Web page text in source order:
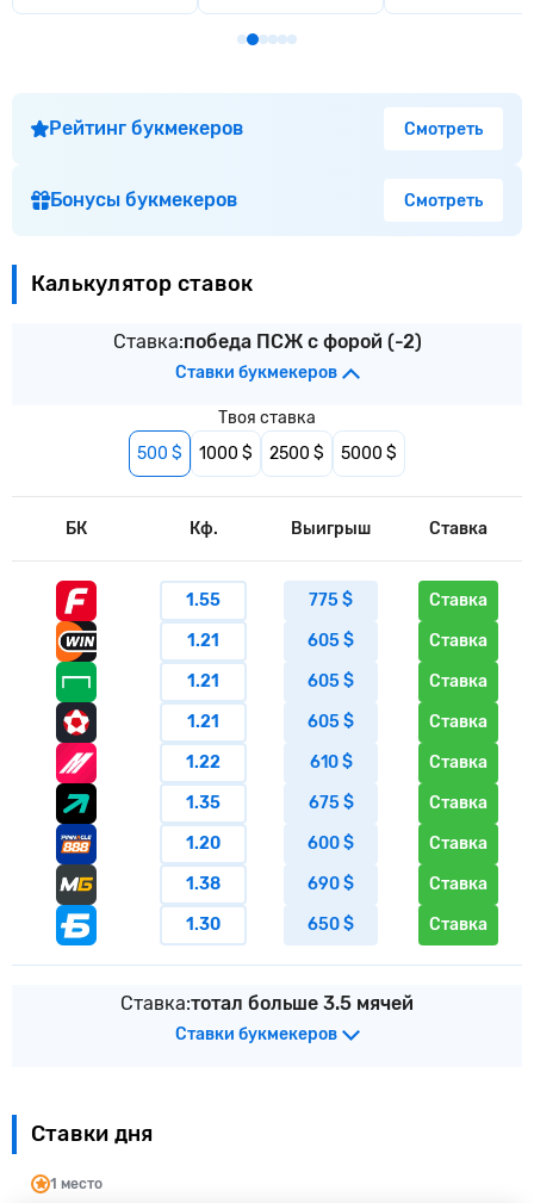
Рейтинг букмекеров Смотреть
Бонусы букмекеров Смотреть
Калькулятор ставок
Ставка:победа ПСЖ с форой (-2)
Ставки букмекеров
Твоя ставка
500 $
1000 $ 2500 $ 5000 $
БК Кф. Выигрыш Ставка
1.55 775 $
Ставка
1.21
605 $
Ставка
1.21
605 $
Ставка
1.21
605 $
Ставка
1.22
610 $
Ставка
1.35
675 $
Ставка
1.20
600 $
Ставка
1.38
690 $
Ставка
1.30
650 $ Ставка
Ставка:тотал больше 3.5 мячей
Ставки букмекеров
Ставки дня
1 место